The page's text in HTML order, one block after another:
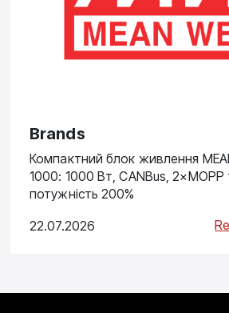
Brands
Компактний блок живлення
1000: 1000 Вт, CANBus, 2×MOPP
потужність 200%
22.07.2026